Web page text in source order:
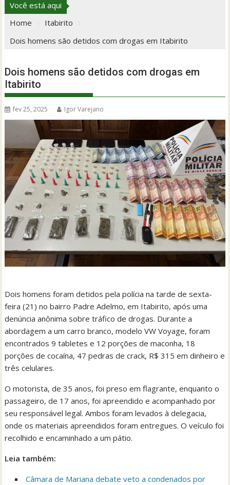
Você está aqui
Home
Itabirito
Dois homens são detidos com drogas em Itabirito
Dois homens são detidos com drogas em
Itabirito
fev 25, 2025 Igor Varejano
Dois homens foram detidos pela polícia na tarde de sexta-
feira (21) no bairro Padre Adelmo, em Itabirito, após uma
denúncia anônima sobre tráfico de drogas. Durante a
abordagem a um carro branco, modelo VW Voyage, foram
encontrados 9 tabletes e 12 porções de maconha, 18
porções de cocaína, 47 pedras de crack, R$ 315 em dinheiro e
três celulares.
O motorista, de 35 anos, foi preso em flagrante, enquanto o
passageiro, de 17 anos, foi apreendido e acompanhado por
seu responsável legal. Ambos foram levados à delegacia,
onde os materiais apreendidos foram entregues. O veículo foi
recolhido e encaminhado a um pátio.
Leia também:
Câmara de Mariana debate veto a condenados por